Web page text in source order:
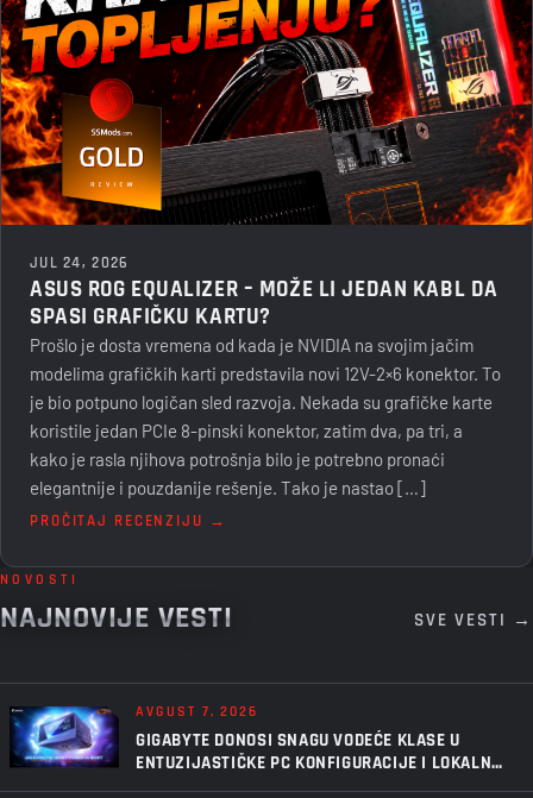
JUL 24, 2026
ASUS ROG EQUALIZER – MOŽE LI JEDAN KABL DA
SPASI GRAFIČKU KARTU?
Prošlo je dosta vremena od kada je NVIDIA na svojim jačim
modelima grafičkih karti predstavila novi 12V-2×6 konektor. To
je bio potpuno logičan sled razvoja. Nekada su grafičke karte
koristile jedan PCIe 8-pinski konektor, zatim dva, pa tri, a
kako je rasla njihova potrošnja bilo je potrebno pronaći
elegantnije i pouzdanije rešenje. Tako je nastao […]
PROČITAJ RECENZIJU →
NOVOSTI
NAJNOVIJE VESTI SVE VESTI →
AVGUST 7, 2026
GIGABYTE DONOSI SNAGU VODEĆE KLASE U
ENTUZIJASTIČKE PC KONFIGURACIJE I LOKALNU
VEŠTAČKU INTELIGENCIJU UZ AORUS P1600W